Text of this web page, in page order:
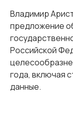
Владимир
предложение
Российской
года, включая
данные.